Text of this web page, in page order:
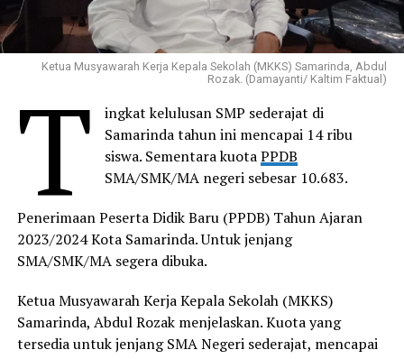
Ketua Musyawarah Kerja Kepala Sekolah (MKKS) Samarinda, Abdul
Rozak. (Damayanti/ Kaltim Faktual)
T
ingkat kelulusan SMP sederajat di
Samarinda tahun ini mencapai 14 ribu
siswa. Sementara kuotaPPDB
SMA/SMK/MA negeri sebesar 10.683.
Penerimaan Peserta Didik Baru (PPDB) Tahun Ajaran
2023/2024 Kota Samarinda. Untuk jenjang
SMA/SMK/MA segera dibuka.
Ketua Musyawarah Kerja Kepala Sekolah (MKKS)
Samarinda, Abdul Rozak menjelaskan. Kuota yang
tersedia untuk jenjang SMA Negeri sederajat, mencapai